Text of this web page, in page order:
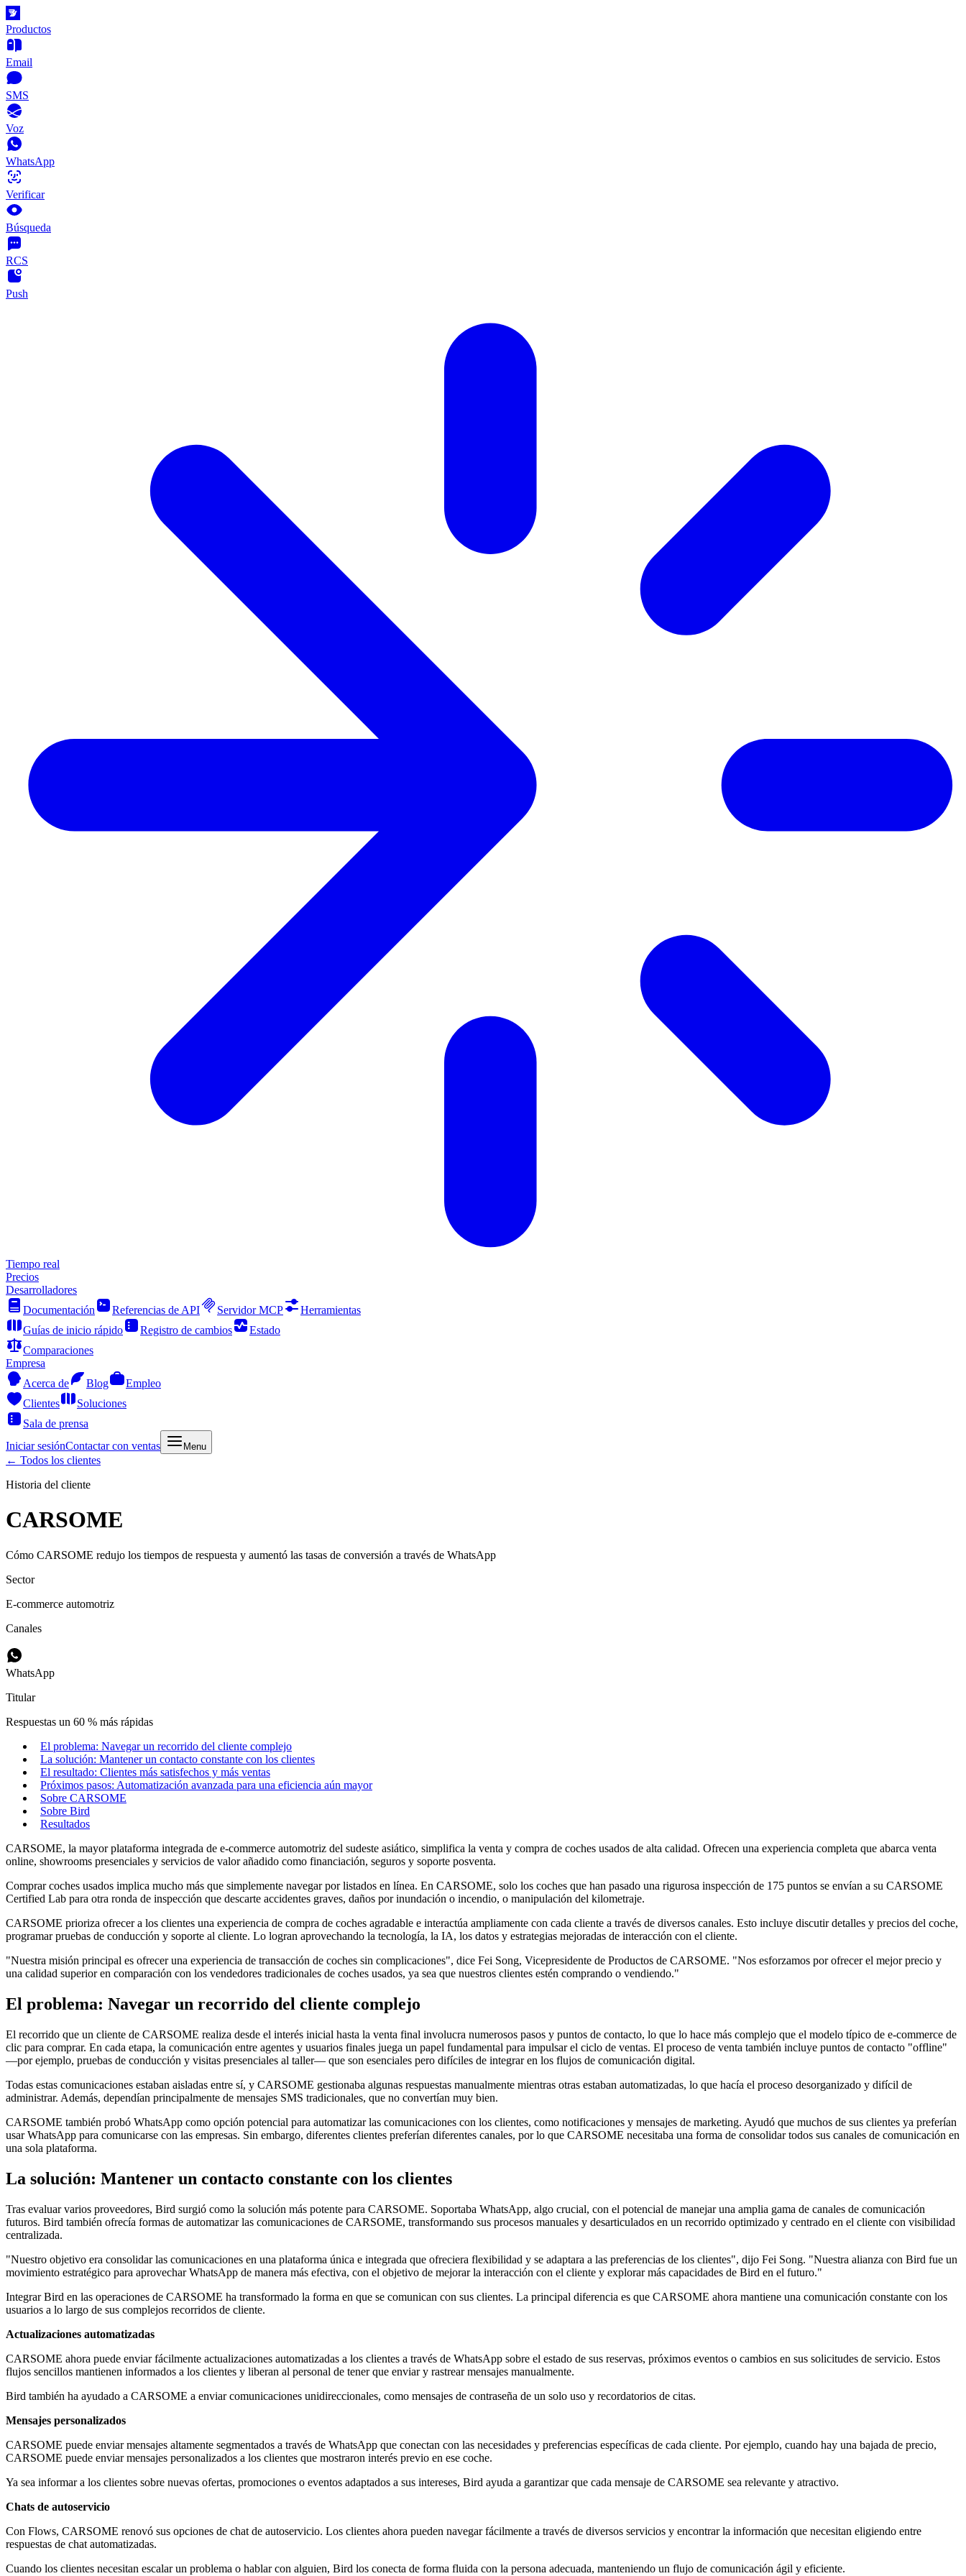
Productos
Email
SMS
Voz
WhatsApp
Verificar
Búsqueda
RCS
Push
Tiempo real
Precios
Desarrolladores
Documentación
Referencias de API Servidor MCP
Herramientas
Guías de inicio rápido
Registro de cambios
Estado
Comparaciones
Empresa
Acerca de
Blog
Empleo
Clientes
Soluciones
Sala de prensa
Iniciar sesiónContactar con ventas Menu
← Todos los clientes
Historia del cliente
CARSOME
Cómo CARSOME redujo los tiempos de respuesta y aumentó las tasas de conversión a través de WhatsApp
Sector
E-commerce automotriz
Canales
WhatsApp
Titular
Respuestas un 60 % más rápidas
El problema: Navegar un recorrido del cliente complejo
La solución: Mantener un contacto constante con los clientes
El resultado: Clientes más satisfechos y más ventas
Próximos pasos: Automatización avanzada para una eficiencia aún mayor
Sobre CARSOME
Sobre Bird
Resultados
CARSOME, la mayor plataforma integrada de e-commerce automotriz del sudeste asiático, simplifica la venta y compra de coches usados de alta calidad. Ofrecen una experiencia completa que abarca venta
online, showrooms presenciales y servicios de valor añadido como financiación, seguros y soporte posventa.
Comprar coches usados implica mucho más que simplemente navegar por listados en línea. En CARSOME, solo los coches que han pasado una rigurosa inspección de 175 puntos se envían a su CARSOME
Certified Lab para otra ronda de inspección que descarte accidentes graves, daños por inundación o incendio, o manipulación del kilometraje.
CARSOME prioriza ofrecer a los clientes una experiencia de compra de coches agradable e interactúa ampliamente con cada cliente a través de diversos canales. Esto incluye discutir detalles y precios del coche,
programar pruebas de conducción y soporte al cliente. Lo logran aprovechando la tecnología, la IA, los datos y estrategias mejoradas de interacción con el cliente.
"Nuestra misión principal es ofrecer una experiencia de transacción de coches sin complicaciones", dice Fei Song, Vicepresidente de Productos de CARSOME. "Nos esforzamos por ofrecer el mejor precio y
una calidad superior en comparación con los vendedores tradicionales de coches usados, ya sea que nuestros clientes estén comprando o vendiendo."
El problema: Navegar un recorrido del cliente complejo
El recorrido que un cliente de CARSOME realiza desde el interés inicial hasta la venta final involucra numerosos pasos y puntos de contacto, lo que lo hace más complejo que el modelo típico de e-commerce de
clic para comprar. En cada etapa, la comunicación entre agentes y usuarios finales juega un papel fundamental para impulsar el ciclo de ventas. El proceso de venta también incluye puntos de contacto "offline"
—por ejemplo, pruebas de conducción y visitas presenciales al taller— que son esenciales pero difíciles de integrar en los flujos de comunicación digital.
Todas estas comunicaciones estaban aisladas entre sí, y CARSOME gestionaba algunas respuestas manualmente mientras otras estaban automatizadas, lo que hacía el proceso desorganizado y difícil de
administrar. Además, dependían principalmente de mensajes SMS tradicionales, que no convertían muy bien.
CARSOME también probó WhatsApp como opción potencial para automatizar las comunicaciones con los clientes, como notificaciones y mensajes de marketing. Ayudó que muchos de sus clientes ya preferían
usar WhatsApp para comunicarse con las empresas. Sin embargo, diferentes clientes preferían diferentes canales, por lo que CARSOME necesitaba una forma de consolidar todos sus canales de comunicación en
una sola plataforma.
La solución: Mantener un contacto constante con los clientes
Tras evaluar varios proveedores, Bird surgió como la solución más potente para CARSOME. Soportaba WhatsApp, algo crucial, con el potencial de manejar una amplia gama de canales de comunicación
futuros. Bird también ofrecía formas de automatizar las comunicaciones de CARSOME, transformando sus procesos manuales y desarticulados en un recorrido optimizado y centrado en el cliente con visibilidad
centralizada.
"Nuestro objetivo era consolidar las comunicaciones en una plataforma única e integrada que ofreciera flexibilidad y se adaptara a las preferencias de los clientes", dijo Fei Song. "Nuestra alianza con Bird fue un
movimiento estratégico para aprovechar WhatsApp de manera más efectiva, con el objetivo de mejorar la interacción con el cliente y explorar más capacidades de Bird en el futuro."
Integrar Bird en las operaciones de CARSOME ha transformado la forma en que se comunican con sus clientes. La principal diferencia es que CARSOME ahora mantiene una comunicación constante con los
usuarios a lo largo de sus complejos recorridos de cliente.
Actualizaciones automatizadas
CARSOME ahora puede enviar fácilmente actualizaciones automatizadas a los clientes a través de WhatsApp sobre el estado de sus reservas, próximos eventos o cambios en sus solicitudes de servicio. Estos
flujos sencillos mantienen informados a los clientes y liberan al personal de tener que enviar y rastrear mensajes manualmente.
Bird también ha ayudado a CARSOME a enviar comunicaciones unidireccionales, como mensajes de contraseña de un solo uso y recordatorios de citas.
Mensajes personalizados
CARSOME puede enviar mensajes altamente segmentados a través de WhatsApp que conectan con las necesidades y preferencias específicas de cada cliente. Por ejemplo, cuando hay una bajada de precio,
CARSOME puede enviar mensajes personalizados a los clientes que mostraron interés previo en ese coche.
Ya sea informar a los clientes sobre nuevas ofertas, promociones o eventos adaptados a sus intereses, Bird ayuda a garantizar que cada mensaje de CARSOME sea relevante y atractivo.
Chats de autoservicio
Con Flows, CARSOME renovó sus opciones de chat de autoservicio. Los clientes ahora pueden navegar fácilmente a través de diversos servicios y encontrar la información que necesitan eligiendo entre
respuestas de chat automatizadas.
Cuando los clientes necesitan escalar un problema o hablar con alguien, Bird los conecta de forma fluida con la persona adecuada, manteniendo un flujo de comunicación ágil y eficiente.